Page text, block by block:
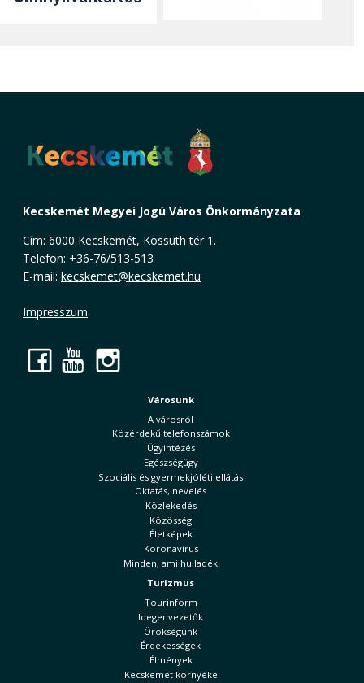
Kecskemét Megyei Jogú Város Önkormányzata
Cím: 6000 Kecskemét, Kossuth tér 1.
Telefon: +36-76/513-513
E-mail: kecskemet@kecskemet.hu
Impresszum
Facebook
YouTube
Városunk
A városról
Közérdekű telefonszámok
Ügyintézés
Egészségügy
Szociális és gyermekjóléti ellátás
Oktatás, nevelés
Közlekedés
Közösség
Életképek
Koronavírus
Minden, ami hulladék
Turizmus
Tourinform
Idegenvezetők
Örökségünk
Érdekességek
Élmények
Kecskemét környéke